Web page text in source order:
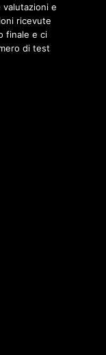
e
ricevute
finale e ci
di test